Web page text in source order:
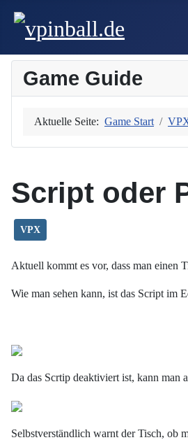
Game Guide
Aktuelle Seite: Game Start
Script oder
VPX
Aktuell kommt es vor, dass man einen
Wie man sehen kann, ist das Script
Da das Scrtip deaktiviert ist, kann man
Selbstverständlich warnt der Tisch, ob